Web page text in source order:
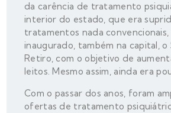
da carência de tratamento
interior do estado, que era
tratamentos nada convencionais,
inaugurado, também na capital, o
Retiro, com o objetivo de
leitos. Mesmo assim, ainda era
Com o passar dos anos, foram
ofertas de tratamento